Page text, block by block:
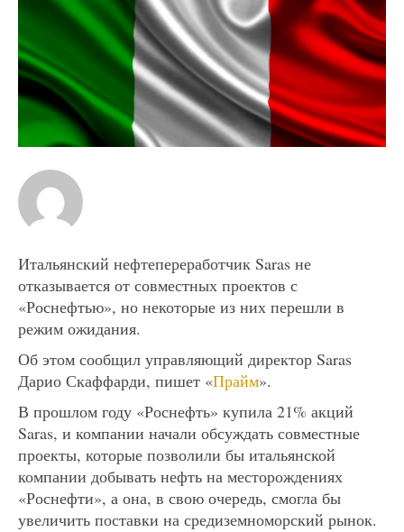
Итальянский нефтепереработчик Saras не
отказывается от совместных проектов с
«Роснефтью», но некоторые из них перешли в
режим ожидания.
Об этом сообщил управляющий директор Saras
Дарио Скаффарди, пишет «Прайм».
В прошлом году «Роснефть» купила 21% акций
Saras, и компании начали обсуждать совместные
проекты, которые позволили бы итальянской
компании добывать нефть на месторождениях
«Роснефти», а она, в свою очередь, смогла бы
увеличить поставки на средиземноморский рынок.